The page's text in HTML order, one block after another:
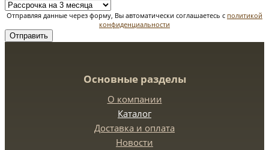
Отправляя данные через форму, Вы автоматически соглашаетесь с политикой
конфиденциальности
Отправить
Основные разделы
О компании
Каталог
Доставка и оплата
Новости